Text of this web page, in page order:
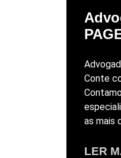
Conte
as mais
LER